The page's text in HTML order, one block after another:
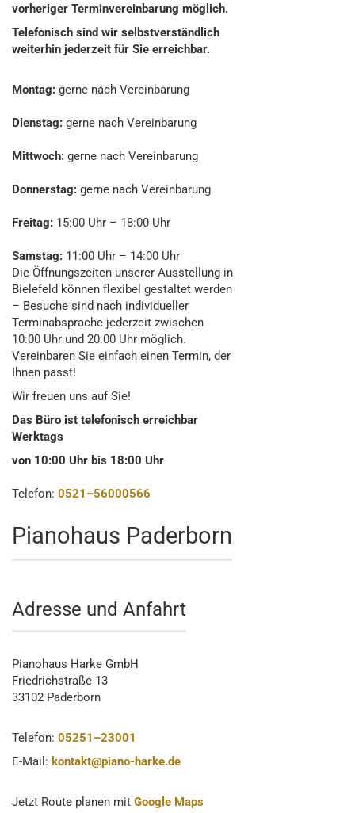
vorheriger Terminvereinbarung möglich.
Telefonisch sind wir selbstverständlich
weiterhin jederzeit für Sie erreichbar.
Montag: gerne nach Vereinbarung
Dienstag: gerne nach Vereinbarung
Mittwoch: gerne nach Vereinbarung
Donnerstag: gerne nach Vereinbarung
Freitag: 15:00 Uhr – 18:00 Uhr
Samstag: 11:00 Uhr – 14:00 Uhr
Die Öffnungszeiten unserer Ausstellung in
Bielefeld können flexibel gestaltet werden
– Besuche sind nach individueller
Terminabsprache jederzeit zwischen
10:00 Uhr und 20:00 Uhr möglich.
Vereinbaren Sie einfach einen Termin, der
Ihnen passt!
Wir freuen uns auf Sie!
Das Büro ist telefonisch erreichbar
Werktags
von 10:00 Uhr bis 18:00 Uhr
Telefon: 0521–56000566
Pianohaus Paderborn
Adresse und Anfahrt
Pianohaus Harke GmbH
Friedrichstraße 13
33102 Paderborn
Telefon: 05251–23001
E-Mail: kontakt@piano-harke.de
Jetzt Route planen mit Google Maps